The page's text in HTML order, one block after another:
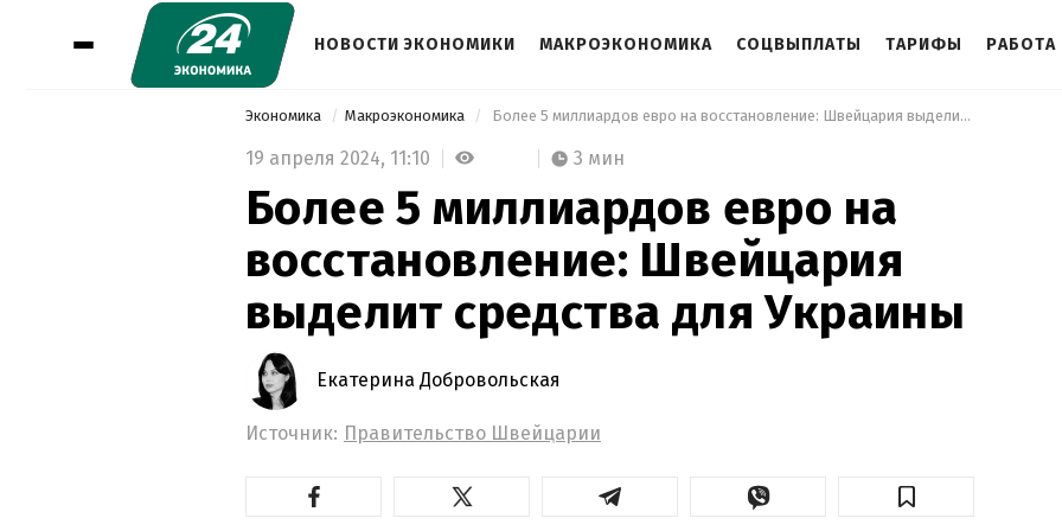
НОВОСТИ ЭКОНОМИКИ МАКРОЭКОНОМИКА СОЦВЫПЛАТЫ ТАРИФЫ РАБОТА
Экономика Макроэкономика Более 5 миллиардов евро на восстановление: Швейцария выделит средства для Украины
19 апреля 2024, 11:10 3 мин
Более 5 миллиардов евро на
восстановление: Швейцария
выделит средства для Украины
Екатерина Добровольская
Источник: Правительство Швейцарии